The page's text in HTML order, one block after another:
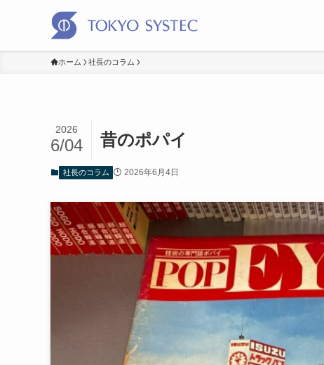
ホーム 社長のコラム
昔のポパイ
2026
6/04
社長のコラム 2026年6月4日